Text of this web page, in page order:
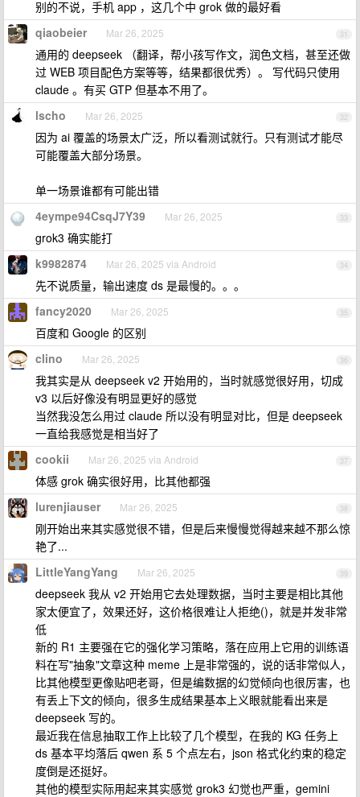
别的不说，手机 app ，这几个中 grok 做的最好看
31
qiaobeier Mar 26, 2025
通用的 deepseek （翻译，帮小孩写作文，润色文档，甚至还做
过 WEB 项目配色方案等等，结果都很优秀）。 写代码只使用
claude 。有买 GTP 但基本不用了。
32
lscho Mar 26, 2025
因为 ai 覆盖的场景太广泛，所以看测试就行。只有测试才能尽
可能覆盖大部分场景。
单一场景谁都有可能出错
33
4eympe94CsqJ7Y39 Mar 26, 2025
grok3 确实能打
34
k9982874 Mar 26, 2025 via Android
先不说质量，输出速度 ds 是最慢的。。。
35
fancy2020 Mar 26, 2025
百度和 Google 的区别
36
clino Mar 26, 2025
我其实是从 deepseek v2 开始用的，当时就感觉很好用，切成
v3 以后好像没有明显更好的感觉
当然我没怎么用过 claude 所以没有明显对比，但是 deepseek
一直给我感觉是相当好了
37
cookii Mar 26, 2025 via Android
体感 grok 确实很好用，比其他都强
38
lurenjiauser Mar 26, 2025
刚开始出来其实感觉很不错，但是后来慢慢觉得越来越不那么惊
艳了...
39
LittleYangYang Mar 26, 2025
deepseek 我从 v2 开始用它去处理数据，当时主要是相比其他
家太便宜了，效果还好，这价格很难让人拒绝()，就是并发非常
低
新的 R1 主要强在它的强化学习策略，落在应用上它用的训练语
料在写"抽象"文章这种 meme 上是非常强的，说的话非常似人，
比其他模型更像贴吧老哥，但是编数据的幻觉倾向也很厉害，也
有丢上下文的倾向，很多生成结果基本上义眼就能看出来是
deepseek 写的。
最近我在信息抽取工作上比较了几个模型，在我的 KG 任务上
ds 基本平均落后 qwen 系 5 个点左右，json 格式化约束的稳定
度倒是还挺好。
其他的模型实际用起来其实感觉 grok3 幻觉也严重，gemini